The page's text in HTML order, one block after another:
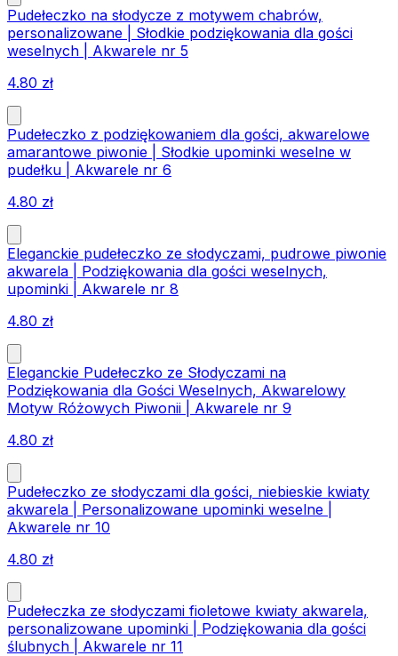
Pudełeczko na słodycze z motywem chabrów,
personalizowane | Słodkie podziękowania dla gości
weselnych | Akwarele nr 5
4.80 zł
Pudełeczko z podziękowaniem dla gości, akwarelowe
amarantowe piwonie | Słodkie upominki weselne w
pudełku | Akwarele nr 6
4.80 zł
Eleganckie pudełeczko ze słodyczami, pudrowe piwonie
akwarela | Podziękowania dla gości weselnych,
upominki | Akwarele nr 8
4.80 zł
Eleganckie Pudełeczko ze Słodyczami na
Podziękowania dla Gości Weselnych, Akwarelowy
Motyw Różowych Piwonii | Akwarele nr 9
4.80 zł
Pudełeczko ze słodyczami dla gości, niebieskie kwiaty
akwarela | Personalizowane upominki weselne |
Akwarele nr 10
4.80 zł
Pudełeczka ze słodyczami fioletowe kwiaty akwarela,
personalizowane upominki | Podziękowania dla gości
ślubnych | Akwarele nr 11